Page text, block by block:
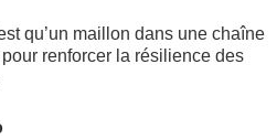
qu’un maillon dans une chaîne
renforcer la résilience des